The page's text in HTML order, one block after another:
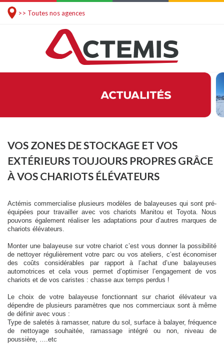
>> Toutes nos agences
VOS ZONES DE STOCKAGE ET VOS
EXTÉRIEURS TOUJOURS PROPRES GRÂCE
À VOS CHARIOTS ÉLÉVATEURS
Actémis commercialise plusieurs modèles de balayeuses qui sont pré-
équipées pour travailler avec vos chariots Manitou et Toyota. Nous
pouvons également réaliser les adaptations pour d’autres marques de
chariots élévateurs.
Monter une balayeuse sur votre chariot c’est vous donner la possibilité
de nettoyer régulièrement votre parc ou vos ateliers, c’est économiser
des coûts considérables par rapport à l’achat d’une balayeuses
automotrices et cela vous permet d’optimiser l’engagement de vos
chariots et de vos caristes : chasse aux temps perdus !
Le choix de votre balayeuse fonctionnant sur chariot élévateur va
dépendre de plusieurs paramètres que nos commerciaux sont à même
de définir avec vous :
Type de saletés à ramasser, nature du sol, surface à balayer, fréquence
de nettoyage souhaitée, ramassage intégré ou non, niveau de
poussière, ….etc